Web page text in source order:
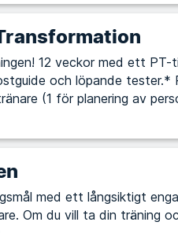
12 veckor med ett PT-
och löpande tester.*
(1 för planering av
med ett långsiktigt
är det här